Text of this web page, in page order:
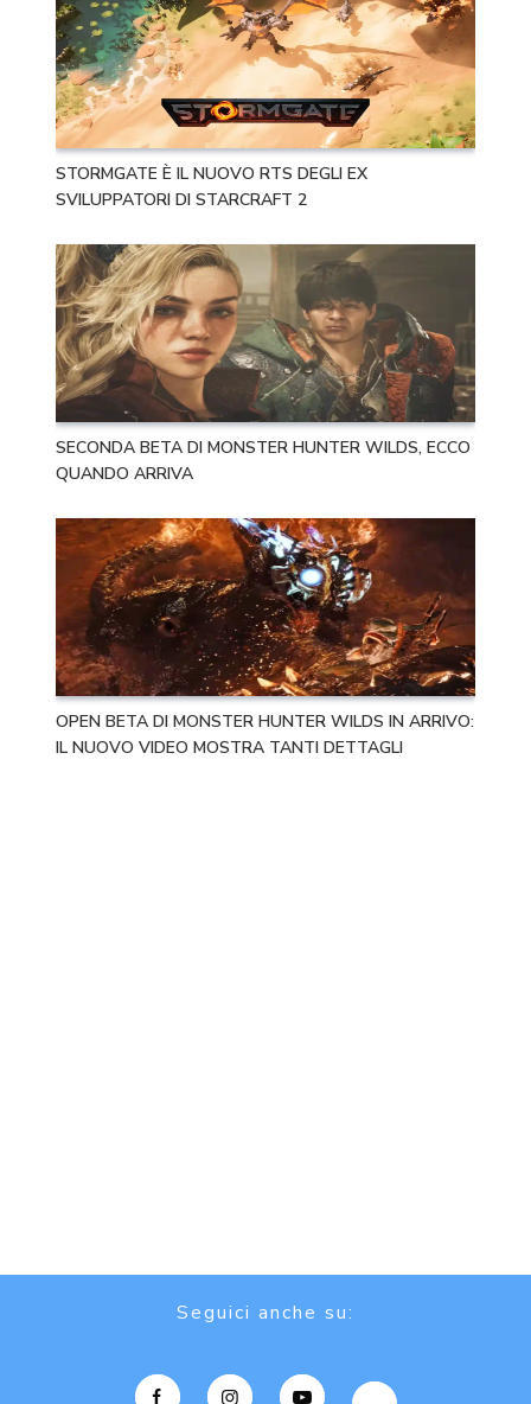
STORMGATE È IL NUOVO RTS DEGLI EX
SVILUPPATORI DI STARCRAFT 2
SECONDA BETA DI MONSTER HUNTER WILDS, ECCO
QUANDO ARRIVA
OPEN BETA DI MONSTER HUNTER WILDS IN ARRIVO:
IL NUOVO VIDEO MOSTRA TANTI DETTAGLI
Seguici anche su: